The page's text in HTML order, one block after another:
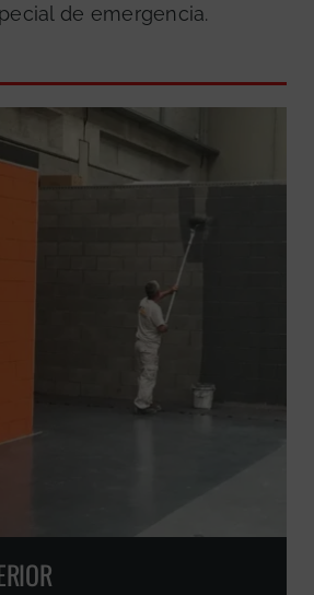
de emergencia.